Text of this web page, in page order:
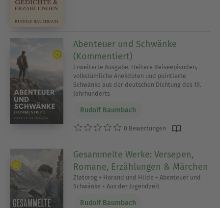
Abenteuer und Schwänke
(Kommentiert)
Erweiterte Ausgabe. Heitere Reiseepisoden,
volkstümliche Anekdoten und pointierte
Schwänke aus der deutschen Dichtung des 19.
Jahrhunderts
Rudolf Baumbach
0 Bewertungen
Gesammelte Werke: Versepen,
Romane, Erzählungen & Märchen
Zlatorog + Horand und Hilde + Abenteuer und
Schwänke + Aus der Jugendzeit
Rudolf Baumbach